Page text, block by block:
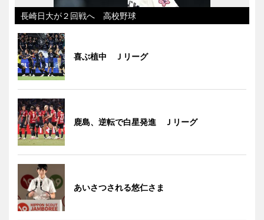
長崎日大が２回戦へ 高校野球
喜ぶ植中 Ｊリーグ
鹿島、逆転で白星発進 Ｊリーグ
あいさつされる悠仁さま